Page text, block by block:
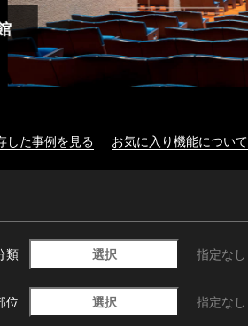
した事例を見る お気に入り機能について
類 選択 指定なし
位 選択 指定なし